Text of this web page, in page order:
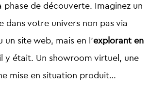
phase de découverte. Imaginez un
dans votre univers non pas via
un site web, mais en l’explorant en
y était. Un showroom virtuel, une
mise en situation produit…